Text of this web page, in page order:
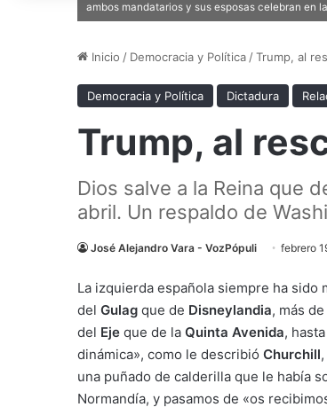
ambos mandatarios y sus esposas celebran en
Inicio / Democracia y Política /Trump, al
Democracia y Política Dictadura
Trump, al
Dios salve a la Reina que
abril. Un respaldo de
José Alejandro Vara - VozPópuli febrero
La izquierda española siempre ha sido
del Gulag que de Disneylandia, más de
del Eje que de la Quinta Avenida,
dinámica», como le describió Churchill
una puñado de calderilla que le había
Normandía, y pasamos de «os